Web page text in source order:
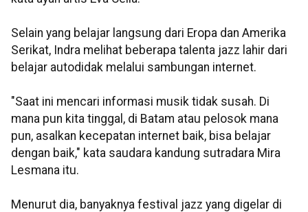
Selain yang belajar langsung dari Eropa dan Amerika
Serikat, Indra melihat beberapa talenta jazz lahir dari
belajar autodidak melalui sambungan internet.
"Saat ini mencari informasi musik tidak susah. Di
mana pun kita tinggal, di Batam atau pelosok mana
pun, asalkan kecepatan internet baik, bisa belajar
dengan baik," kata saudara kandung sutradara Mira
Lesmana itu.
Menurut dia, banyaknya festival jazz yang digelar di